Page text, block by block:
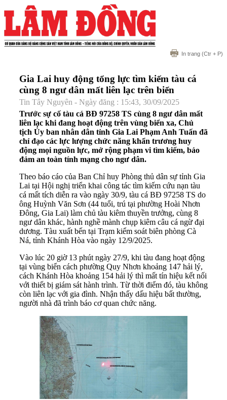
In trang (Ctr + P)
Gia Lai huy động tổng lực tìm kiếm tàu cá
cùng 8 ngư dân mất liên lạc trên biển
Tin Tây Nguyên - Ngày đăng : 15:43, 30/09/2025
Trước sự cố tàu cá BĐ 97258 TS cùng 8 ngư dân mất
liên lạc khi đang hoạt động trên vùng biển xa, Chủ
tịch Ủy ban nhân dân tỉnh Gia Lai Phạm Anh Tuấn đã
chỉ đạo các lực lượng chức năng khẩn trương huy
động mọi nguồn lực, mở rộng phạm vi tìm kiếm, bảo
đảm an toàn tính mạng cho ngư dân.
Theo báo cáo của Ban Chỉ huy Phòng thủ dân sự tỉnh Gia
Lai tại Hội nghị triển khai công tác tìm kiếm cứu nạn tàu
cá mất tích diễn ra vào ngày 30/9, tàu cá BĐ 97258 TS do
ông Huỳnh Văn Sơn (44 tuổi, trú tại phường Hoài Nhơn
Đông, Gia Lai) làm chủ tàu kiêm thuyền trưởng, cùng 8
ngư dân khác, hành nghề mành chụp kiêm câu cá ngừ đại
dương. Tàu xuất bến tại Trạm kiểm soát biên phòng Cà
Ná, tỉnh Khánh Hòa vào ngày 12/9/2025.
Vào lúc 20 giờ 13 phút ngày 27/9, khi tàu đang hoạt động
tại vùng biển cách phường Quy Nhơn khoảng 147 hải lý,
cách Khánh Hòa khoảng 154 hải lý thì mất tín hiệu kết nối
với thiết bị giám sát hành trình. Từ thời điểm đó, tàu không
còn liên lạc với gia đình. Nhận thấy dấu hiệu bất thường,
người nhà đã trình báo cơ quan chức năng.